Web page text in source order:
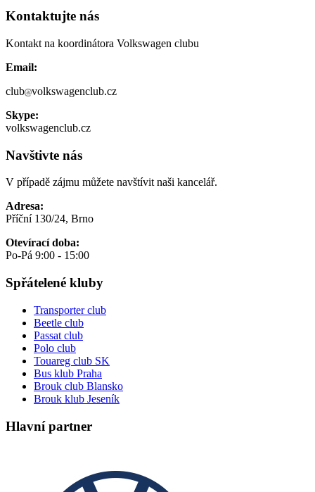
Kontaktujte nás
Kontakt na koordinátora Volkswagen clubu
Email:
club volkswagenclub.cz
Skype:
volkswagenclub.cz
Navštivte nás
V případě zájmu můžete navštívit naši kancelář.
Adresa:
Příční 130/24, Brno
Otevírací doba:
Po-Pá 9:00 - 15:00
Spřátelené kluby
Transporter club
Beetle club
Passat club
Polo club
Touareg club SK
Bus klub Praha
Brouk club Blansko
Brouk klub Jeseník
Hlavní partner